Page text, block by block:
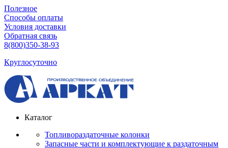
Полезное
Способы оплаты
Условия доставки
Обратная связь
8(800)350-38-93
Круглосуточно
Каталог
Топливораздаточные колонки
Запасные части и комплектующие к раздаточным